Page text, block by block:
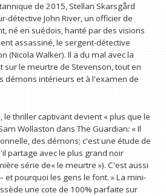
de 2015, Stellan Skarsgård
détective John River, un officier de
né en suédois, hanté par des visions
assassiné, le sergent-détective
(Nicola Walker). Il a du mal avec la
le meurtre de Stevenson, tout en
démons intérieurs et à l'examen de
thriller captivant devient « plus que le
Wollaston dans The Guardian: « Il
des démons; c'est une étude de
partage avec le plus grand noir
série de« le meurtre »). C'est aussi
et pourquoi les gens le font. » La mini-
une cote de 100% parfaite sur